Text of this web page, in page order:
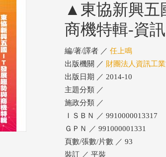
▲東協新興五
商機特輯-資
編/著/譯者 ／ 任上鳴
出版機關 ／ 財團法人資訊工
出版日期 ／ 2014-10
主題分類 ／
施政分類 ／
ＩＳＢＮ ／ 9910000013317
ＧＰＮ ／ 991000001331
頁數/張數/片數 ／ 93
裝訂 ／ 平裝